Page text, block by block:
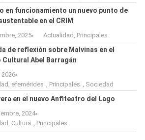
en funcionamiento un nuevo punto de
en el CRIM
2025 Actualidad , Principales
de reflexión sobre Malvinas en el
Cultural Abel Barragán
2026
, efemérides , Principales , Sociedad
en el nuevo Anfiteatro del Lago
2024
, Cultura , Principales